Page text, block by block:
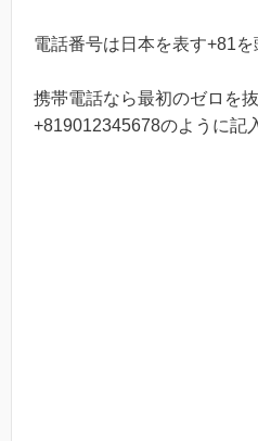
電話番号は日本を表す+81を
携帯電話なら最初のゼロを
+819012345678のように記